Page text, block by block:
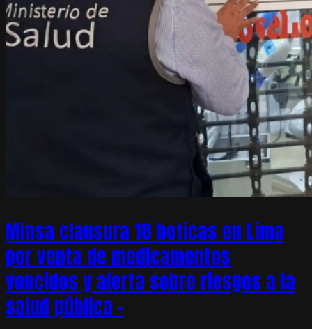
Minsa clausura 18 boticas en Lima
por venta de medicamentos
vencidos y alerta sobre riesgos a la
salud pública –